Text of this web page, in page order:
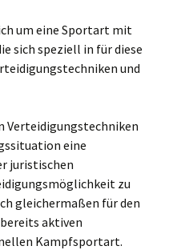
um eine Sportart mit
sich speziell in für diese
und
Verteidigungstechniken
eine
juristischen
zu
gleichermaßen für den
aktiven
Kampfsportart.